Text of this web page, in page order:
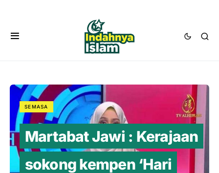
SEMASA
Martabat Jawi : Kerajaan
sokong kempen ‘Hari